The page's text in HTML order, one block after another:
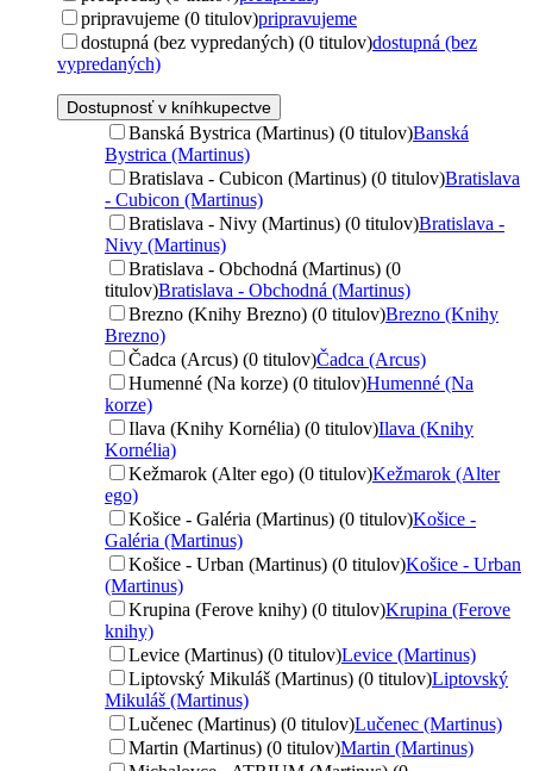
pripravujeme (0 titulov)pripravujeme
dostupná (bez vypredaných) (0 titulov)dostupná (bez
vypredaných)
Dostupnosť v kníhkupectve
Banská Bystrica (Martinus) (0 titulov)Banská
Bystrica (Martinus)
Bratislava - Cubicon (Martinus) (0 titulov)Bratislava
- Cubicon (Martinus)
Bratislava - Nivy (Martinus) (0 titulov)Bratislava -
Nivy (Martinus)
Bratislava - Obchodná (Martinus) (0
titulov)Bratislava - Obchodná (Martinus)
Brezno (Knihy Brezno) (0 titulov)Brezno (Knihy
Brezno)
Čadca (Arcus) (0 titulov)Čadca (Arcus)
Humenné (Na korze) (0 titulov)Humenné (Na
korze)
Ilava (Knihy Kornélia) (0 titulov)Ilava (Knihy
Kornélia)
Kežmarok (Alter ego) (0 titulov)Kežmarok (Alter
ego)
Košice - Galéria (Martinus) (0 titulov)Košice -
Galéria (Martinus)
Košice - Urban (Martinus) (0 titulov)Košice - Urban
(Martinus)
Krupina (Ferove knihy) (0 titulov)Krupina (Ferove
knihy)
Levice (Martinus) (0 titulov)Levice (Martinus)
Liptovský Mikuláš (Martinus) (0 titulov)Liptovský
Mikuláš (Martinus)
Lučenec (Martinus) (0 titulov)Lučenec (Martinus)
Martin (Martinus) (0 titulov)Martin (Martinus)